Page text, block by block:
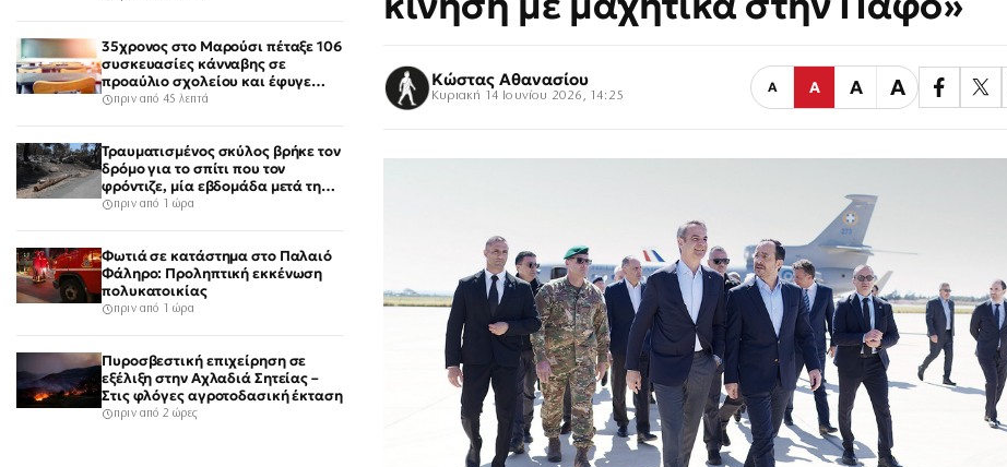
35χρονος στο Μαρούσι πέταξε 106
συσκευασίες κάνναβης σε
προαύλιο σχολείου και έφυγε
μόλις είδε τη ΔΙ.ΑΣ.
πριν από 45 λεπτά
Τραυματισμένος σκύλος βρήκε τον
δρόμο για το σπίτι που τον
φρόντιζε, μία εβδομάδα μετά τη
φωτιά στο Πόρτο Γερμενό
πριν από 1 ώρα
Φωτιά σε κατάστημα στο Παλαιό
Φάληρο: Προληπτική εκκένωση
πολυκατοικίας
πριν από 1 ώρα
Πυροσβεστική επιχείρηση σε
εξέλιξη στην Αχλαδιά Σητείας –
Στις φλόγες αγροτοδασική έκταση
πριν από 2 ώρες
Κώστας Αθανασίου
Κυριακή 14 Ιουνίου 2026, 14:25
Α Α Α Α